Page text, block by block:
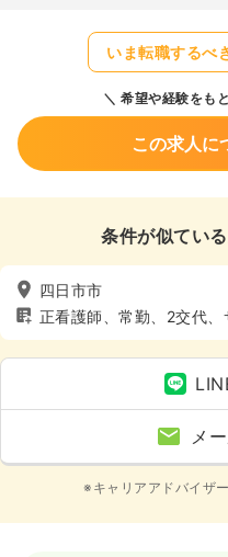
いま転職するべ
希望や経験をも
この求人に
条件が似てい
四日市市
正看護師、常勤、2交代
メ
※キャリアアドバイザ